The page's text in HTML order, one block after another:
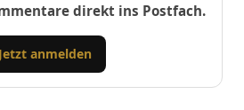
direkt ins Postfach.
Jetzt anmelden